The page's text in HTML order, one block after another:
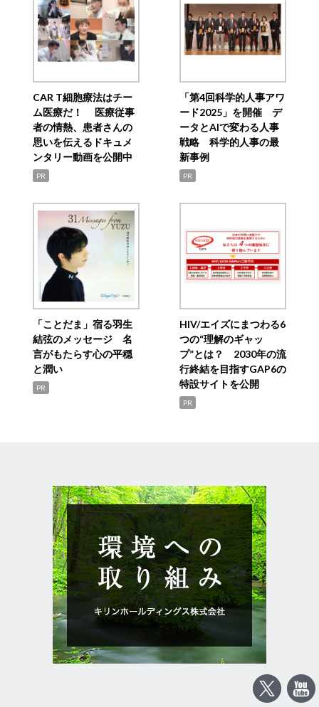
CAR T細胞療法はチー
ム医療だ！ 医療従事
者の情熱、患者さんの
思いを伝えるドキュメ
ンタリー動画を公開中
PR
「第4回科学的人事アワ
ード2025」を開催 デ
ータとAIで変わる人事
戦略 科学的人事の最
新事例
PR
「ことだま」宿る羽生
結弦のメッセージ 名
言がもたらす心の平穏
と潤い
PR
HIV/エイズにまつわる6
つの“理解のギャッ
プ”とは？ 2030年の流
行終結を目指すGAP6の
特設サイトを公開
PR